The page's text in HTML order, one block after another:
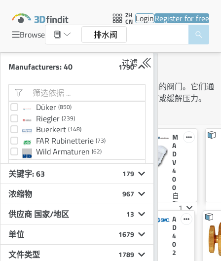
Browse 排水阀
ZH
CN LoginRegister for free
Manufacturers: 40 1790
Düker (850)
Riegler (239)
Buerkert (148)
FAR Rubinetterie (73)
Wild Armaturen (62)
MEDAN (41)
Berger Tools
Elesa+Ganter (37)
没找到？索取产品目录
关键字: 63 179
浓缩物 967
供应商 国家/地区 13
单位 1679
文件类型 1789
过滤
排水阀
排水阀是允许液体或气体从容器中排出的阀门。它们通
常用于压力容器、锅炉和管道，以调节或缓解压力。
Keywords
排水阀
B
AT
-
排
阀1
M
A
D
V
4
0
0
自
动
排
水
阀
1
W
V
A
D
4
0
2